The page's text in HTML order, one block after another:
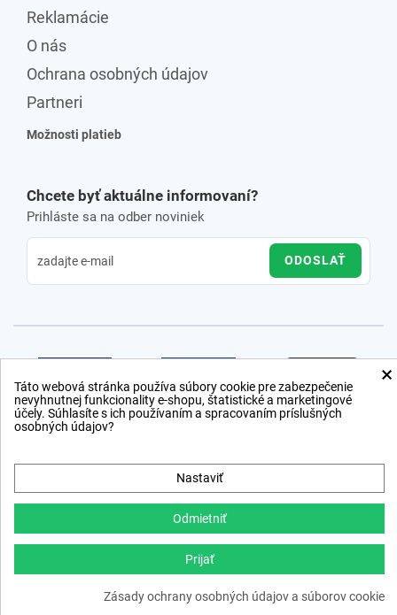
Reklamácie
O nás
Ochrana osobných údajov
Partneri
Možnosti platieb
Chcete byť aktuálne informovaní?
Prihláste sa na odber noviniek
ODOSLAŤ
Copyright © 2012 − 2026
webdesign,ppc›netsuccess.sk
×
Táto webová stránka používa súbory cookie pre zabezpečenie
nevyhnutnej funkcionality e-shopu, štatistické a marketingové
účely. Súhlasíte s ich používaním a spracovaním príslušných
osobných údajov?
Nastaviť
Odmietniť
Prijať
Zásady ochrany osobných údajov a súborov cookie